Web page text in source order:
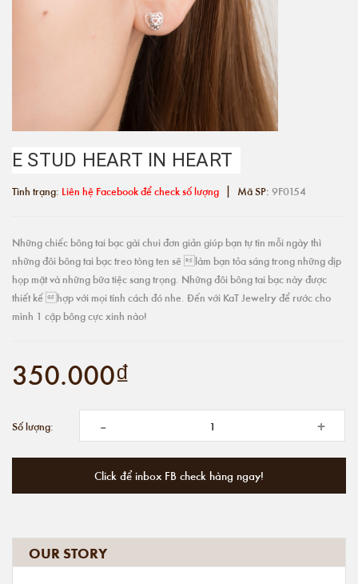
E STUD HEART IN HEART
Tình trạng: Liên hệ Facebook để check số lượng | Mã SP: 9F0154
Những chiếc bông tai bạc gài chui đơn giản giúp bạn tự tin mỗi ngày thì
những đôi bông tai bạc treo tòng ten sẽ làm bạn tỏa sáng trong những dịp
họp mặt và những bữa tiệc sang trọng. Những đôi bông tai bạc này được
thiết kế hợp với mọi tính cách đó nhe. Đến với KaT Jewelry để rước cho
mình 1 cặp bông cực xinh nào!
350.000₫
Số lượng: - +
Click để inbox FB check hàng ngay!
OUR STORY